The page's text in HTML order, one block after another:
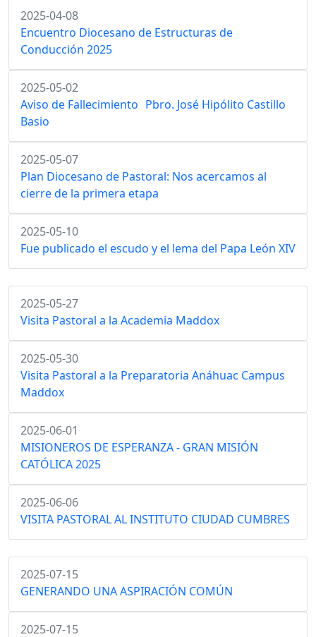
2025-04-08
Encuentro Diocesano de Estructuras de
Conducción 2025
2025-05-02
Aviso de Fallecimiento Pbro. José Hipólito Castillo
Basio
2025-05-07
Plan Diocesano de Pastoral: Nos acercamos al
cierre de la primera etapa
2025-05-10
Fue publicado el escudo y el lema del Papa León XIV
2025-05-27
Visita Pastoral a la Academia Maddox
2025-05-30
Visita Pastoral a la Preparatoria Anáhuac Campus
Maddox
2025-06-01
MISIONEROS DE ESPERANZA - GRAN MISIÓN
CATÓLICA 2025
2025-06-06
VISITA PASTORAL AL INSTITUTO CIUDAD CUMBRES
2025-07-15
GENERANDO UNA ASPIRACIÓN COMÚN
2025-07-15